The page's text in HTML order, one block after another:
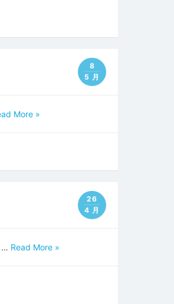
8
5 月
More »
26
4 月
… Read More »